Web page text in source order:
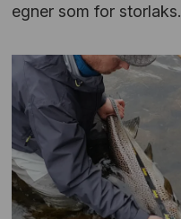
egner som for storlaks.